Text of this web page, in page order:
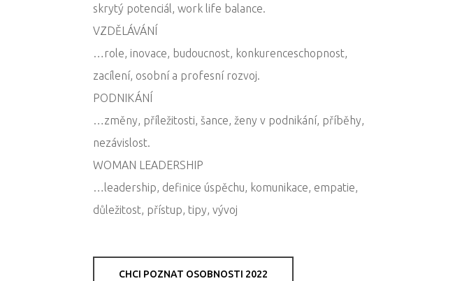
skrytý potenciál, work life balance.
VZDĚLÁVÁNÍ
…role, inovace, budoucnost, konkurenceschopnost,
zacílení, osobní a profesní rozvoj.
PODNIKÁNÍ
…změny, příležitosti, šance, ženy v podnikání, příběhy,
nezávislost.
WOMAN LEADERSHIP
…leadership, definice úspěchu, komunikace, empatie,
důležitost, přístup, tipy, vývoj
CHCI POZNAT OSOBNOSTI 2022